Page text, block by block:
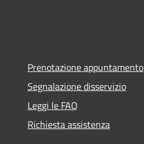
Prenotazione appuntamento
Segnalazione disservizio
Leggi le FAQ
Richiesta assistenza